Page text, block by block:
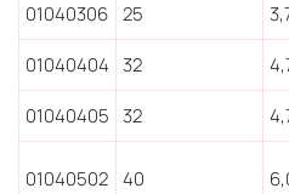
01040306 25
01040404 32
01040405 32
01040502 40